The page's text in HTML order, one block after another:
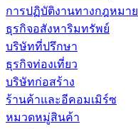
การปฏิบัติงานทางกฎหมาย
ธุรกิจอสังหาริมทรัพย์
บริษัทที่ปรึกษา
ธุรกิจท่องเที่ยว
บริษัทก่อสร้าง
ร้านค้าและอีคอมเมิร์ซ
หมวดหมู่สินค้า